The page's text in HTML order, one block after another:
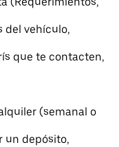
del vehículo,
que te contacten,
(semanal o
un depósito,